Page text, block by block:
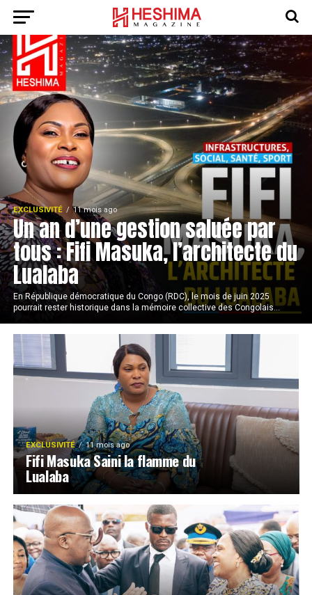
EXCLUSIVITÉ 11 mois ago
Un an d’une gestion saluée par
tous : Fifi Masuka, l’architecte du
Lualaba
En République démocratique du Congo (RDC), le mois de juin 2025
pourrait rester historique dans la mémoire collective des Congolais...
EXCLUSIVITÉ 11 mois ago
Fifi Masuka Saini la flamme du
Lualaba